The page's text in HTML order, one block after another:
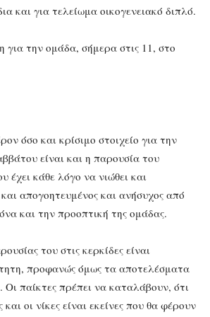
και για τελείωμα οικογενειακό διπλό.
για την ομάδα, σήμερα στις 11, στο
όσο και κρίσιμο στοιχείο για την
είναι και η παρουσία του
κάθε λόγο να νιώθει και
απογοητευμένος και ανήσυχος από
και την προοπτική της ομάδας.
του στις κερκίδες είναι
προφανώς όμως τα αποτελέσματα
Οι παίκτες πρέπει να καταλάβουν, ότι
και οι νίκες είναι εκείνες που θα φέρουν